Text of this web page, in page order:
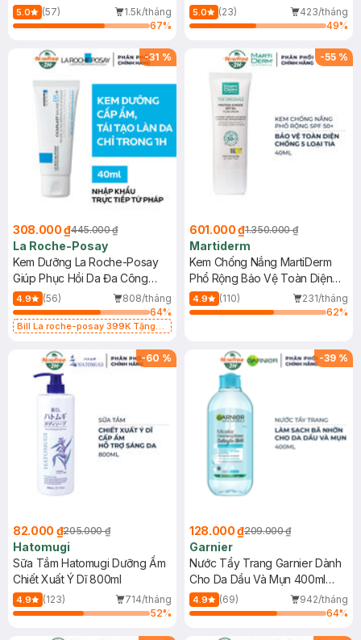
Dầu 500ml
5.0 (57)
1.5k/tháng
67%
(Mới)
5.0 (23)
423/tháng
49%
-31 %
308.000 ₫445.000 ₫
La Roche-Posay
Kem Dưỡng La Roche-Posay
Giúp Phục Hồi Da Đa Công
Dụng 40ml
4.9 (56)
808/tháng
64%
Bill La roche-posay 399K Tặng
(SL có hạn)
-55 %
601.000 ₫1.350.000 ₫
Martiderm
Kem Chống Nắng MartiDerm
Phổ Rộng Bảo Vệ Toàn Diện
40ml
4.9 (110)
231/tháng
62%
-60 %
82.000 ₫205.000 ₫
Hatomugi
Sữa Tắm Hatomugi Dưỡng Ẩm
Chiết Xuất Ý Dĩ 800ml
4.9 (123)
714/tháng
52%
-39 %
128.000 ₫209.000 ₫
Garnier
Nước Tẩy Trang Garnier Dành
Cho Da Dầu Và Mụn 400ml
(Mới)
4.9 (69)
942/tháng
64%